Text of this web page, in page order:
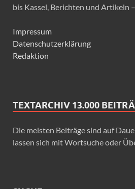
bis Kassel, Berichten und Artikeln
Impressum
Datenschutzerklärung
Redaktion
TEXTARCHIV 13.000
Die meisten Beiträge sind auf
lassen sich mit Wortsuche oder